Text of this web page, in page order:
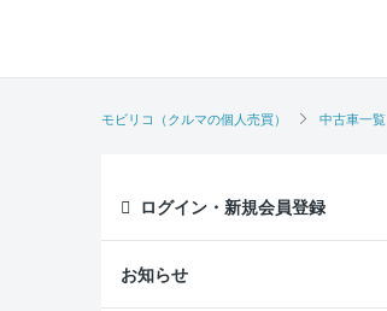
モビリコ（クルマの個人売買） 中古車一覧
ログイン・新規会員登録
お知らせ